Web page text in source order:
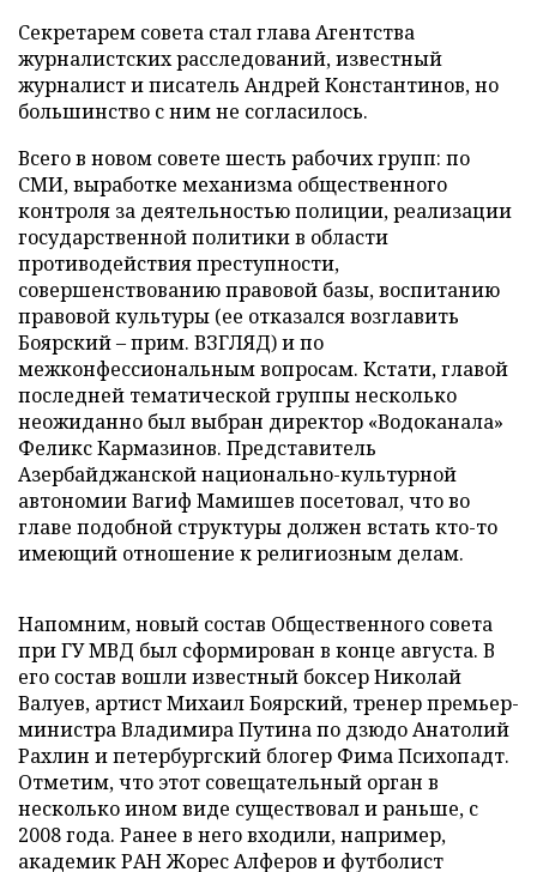
Секретарем совета стал глава Агентства
журналистских расследований, известный
журналист и писатель Андрей Константинов, но
большинство с ним не согласилось.
Всего в новом совете шесть рабочих групп: по
СМИ, выработке механизма общественного
контроля за деятельностью полиции, реализации
государственной политики в области
противодействия преступности,
совершенствованию правовой базы, воспитанию
правовой культуры (ее отказался возглавить
Боярский – прим. ВЗГЛЯД) и по
межконфессиональным вопросам. Кстати, главой
последней тематической группы несколько
неожиданно был выбран директор «Водоканала»
Феликс Кармазинов. Представитель
Азербайджанской национально-культурной
автономии Вагиф Мамишев посетовал, что во
главе подобной структуры должен встать кто-то
имеющий отношение к религиозным делам.
Напомним, новый состав Общественного совета
при ГУ МВД был сформирован в конце августа. В
его состав вошли известный боксер Николай
Валуев, артист Михаил Боярский, тренер премьер-
министра Владимира Путина по дзюдо Анатолий
Рахлин и петербургский блогер Фима Психопадт.
Отметим, что этот совещательный орган в
несколько ином виде существовал и раньше, с
2008 года. Ранее в него входили, например,
академик РАН Жорес Алферов и футболист